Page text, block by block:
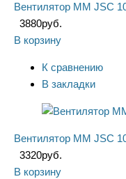
Вентилятор ММ JSC
3880руб.
В корзину
К сравнению
В закладки
Вентилятор ММ JSC
3320руб.
В корзину